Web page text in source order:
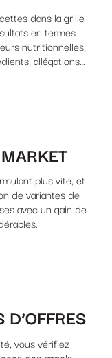
dans la grille
en termes
nutritionnelles,
allégations…
plus vite, et
de variantes de
avec un gain de
vous vérifiez